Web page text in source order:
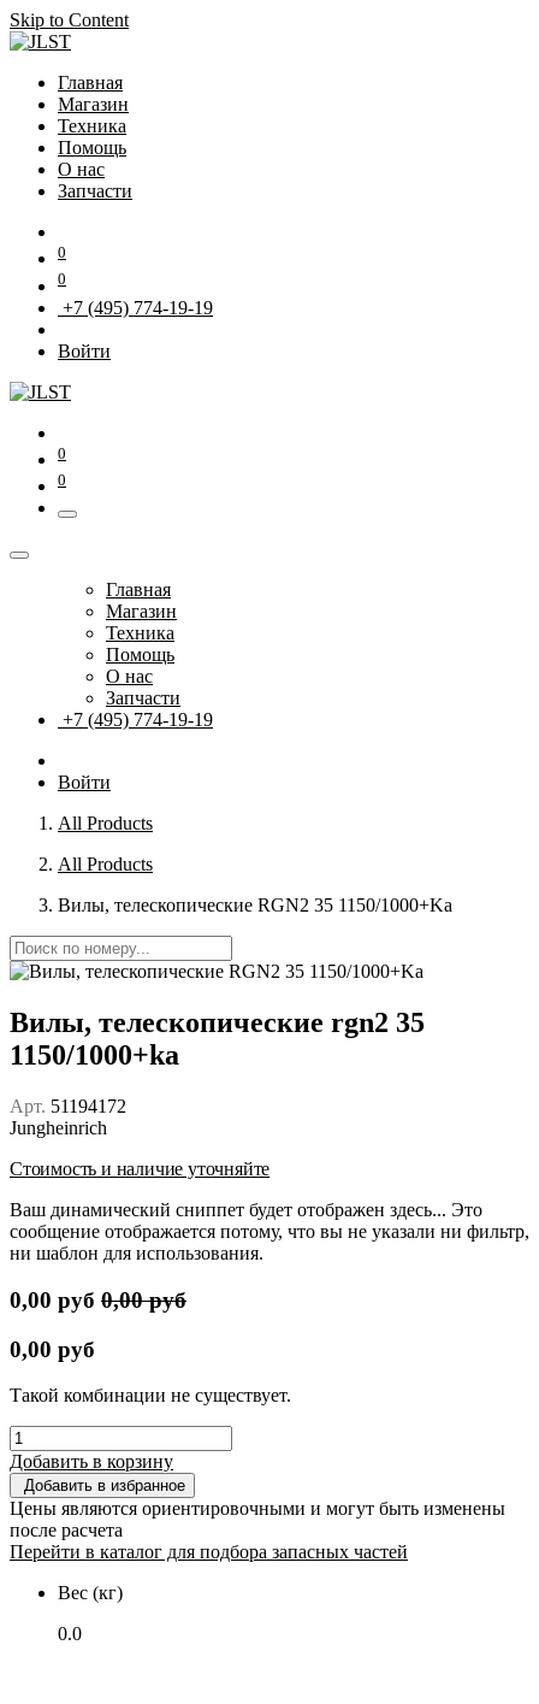
Skip to Content
Главная
Магазин
Техника
Помощь
О нас
Запчасти
0
0
+7 (495) 774-19-19
Войти
0
0
Главная
Магазин
Техника
Помощь
О нас
Запчасти
+7 (495) 774-19-19
Войти
All Products
All Products
Вилы, телескопические RGN2 35 1150/1000+Ka
Вилы, телескопические rgn2 35
1150/1000+ka
Арт. 51194172
Jungheinrich
Стоимость и наличие уточняйте
Ваш динамический сниппет будет отображен здесь... Это
сообщение отображается потому, что вы не указали ни фильтр,
ни шаблон для использования.
0,00 руб 0,00руб
0,00 руб
Такой комбинации не существует.
Добавить в корзину
Добавить в избранное
Цены являются ориентировочными и могут быть изменены
после расчета
Перейти в каталог для подбора запасных частей
Вес (кг)
0.0